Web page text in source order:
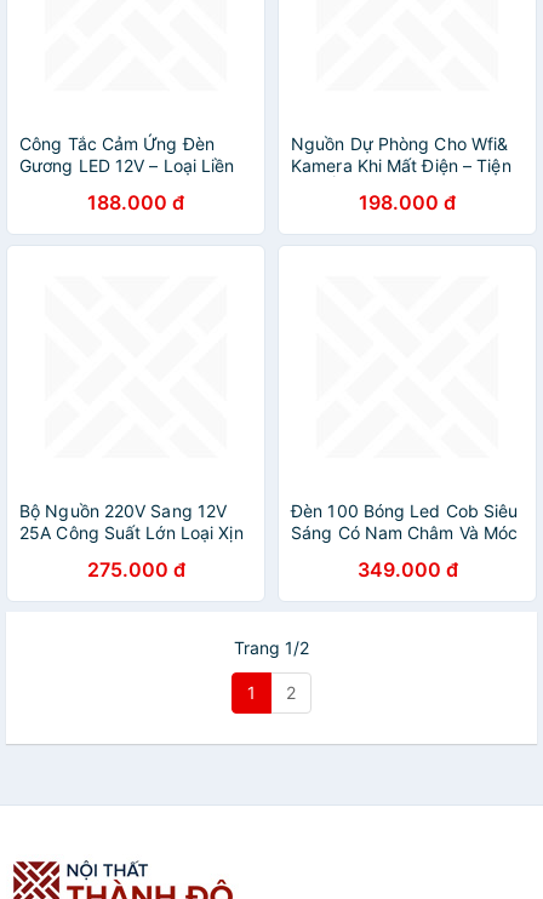
Công Tắc Cảm Ứng Đèn
Gương LED 12V – Loại Liền
188.000 đ
Nguồn Dự Phòng Cho Wfi&
Kamera Khi Mất Điện – Tiện
THUN NAM198.000 đ
Bộ Nguồn 220V Sang 12V
25A Công Suất Lớn Loại Xịn
275.000 đ
Đèn 100 Bóng Led Cob Siêu
Sáng Có Nam Châm Và Móc
349.000 đ
Trang 1/2
1 2